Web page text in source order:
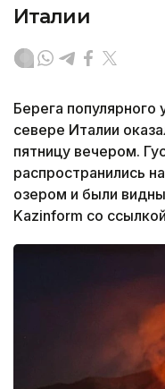
Италии
Берега популярного
севере Италии
пятницу вечером.
распространились
озером и были
Kazinform со